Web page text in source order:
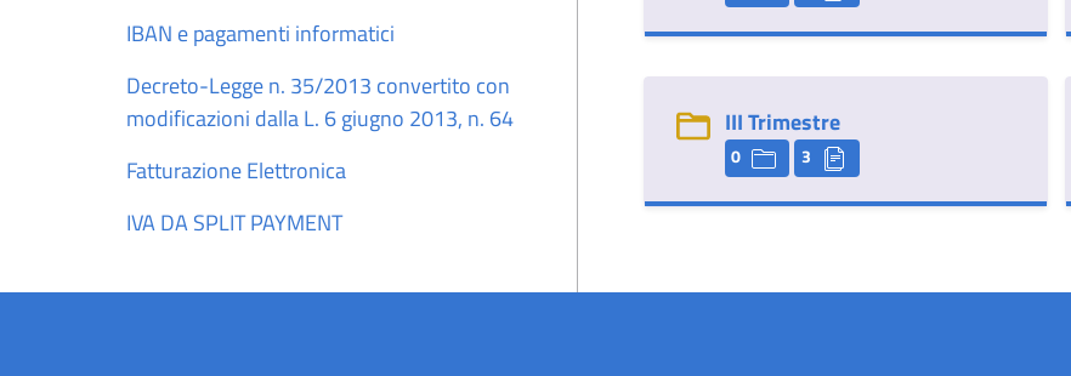
IBAN e pagamenti informatici
Decreto-Legge n. 35/2013 convertito con
modificazioni dalla L. 6 giugno 2013, n. 64
Fatturazione Elettronica
IVA DA SPLIT PAYMENT
III Trimestre
0 3